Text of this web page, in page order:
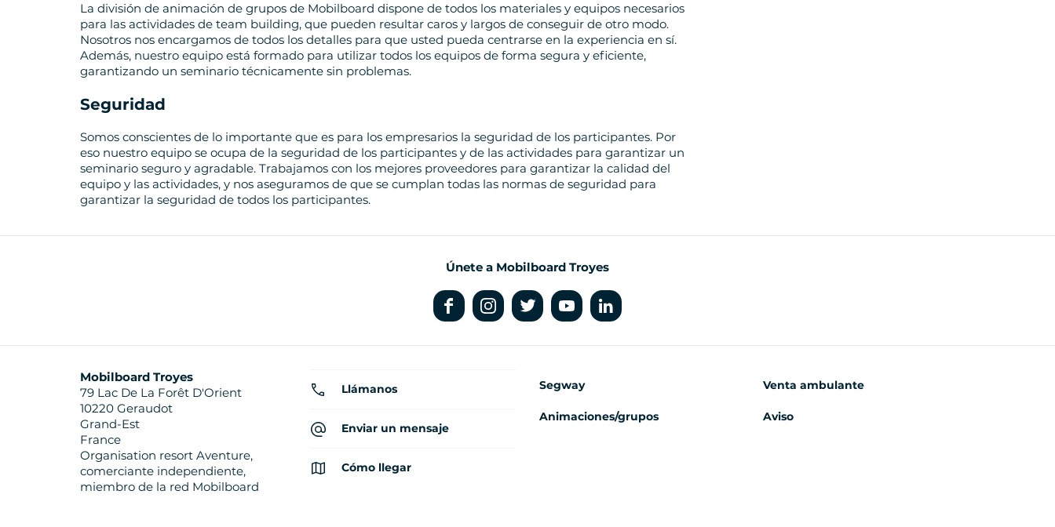
La división de animación de grupos de Mobilboard dispone de todos los materiales y equipos necesarios
para las actividades de team building, que pueden resultar caros y largos de conseguir de otro modo.
Nosotros nos encargamos de todos los detalles para que usted pueda centrarse en la experiencia en sí.
Además, nuestro equipo está formado para utilizar todos los equipos de forma segura y eficiente,
garantizando un seminario técnicamente sin problemas.
Seguridad
Somos conscientes de lo importante que es para los empresarios la seguridad de los participantes. Por
eso nuestro equipo se ocupa de la seguridad de los participantes y de las actividades para garantizar un
seminario seguro y agradable. Trabajamos con los mejores proveedores para garantizar la calidad del
equipo y las actividades, y nos aseguramos de que se cumplan todas las normas de seguridad para
garantizar la seguridad de todos los participantes.
Únete a Mobilboard Troyes
Mobilboard Troyes
79 Lac De La Forêt D'Orient
10220 Geraudot
Grand-Est
France
Organisation resort Aventure,
comerciante independiente,
miembro de la red Mobilboard
Llámanos
Enviar un mensaje
Cómo llegar
Segway
Animaciones/grupos
Venta ambulante
Aviso